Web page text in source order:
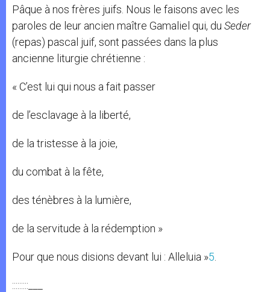
Pâque à nos frères juifs. Nous le faisons avec les
paroles de leur ancien maître Gamaliel qui, du Seder
(repas) pascal juif, sont passées dans la plus
ancienne liturgie chrétienne :
« C’est lui qui nous a fait passer
de l’esclavage à la liberté,
de la tristesse à la joie,
du combat à la fête,
des ténèbres à la lumière,
de la servitude à la rédemption »
Pour que nous disions devant lui : Alleluia »5
:::::::::___